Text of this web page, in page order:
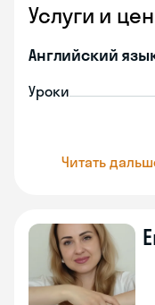
Услуги и
Английский
Уроки
Читать